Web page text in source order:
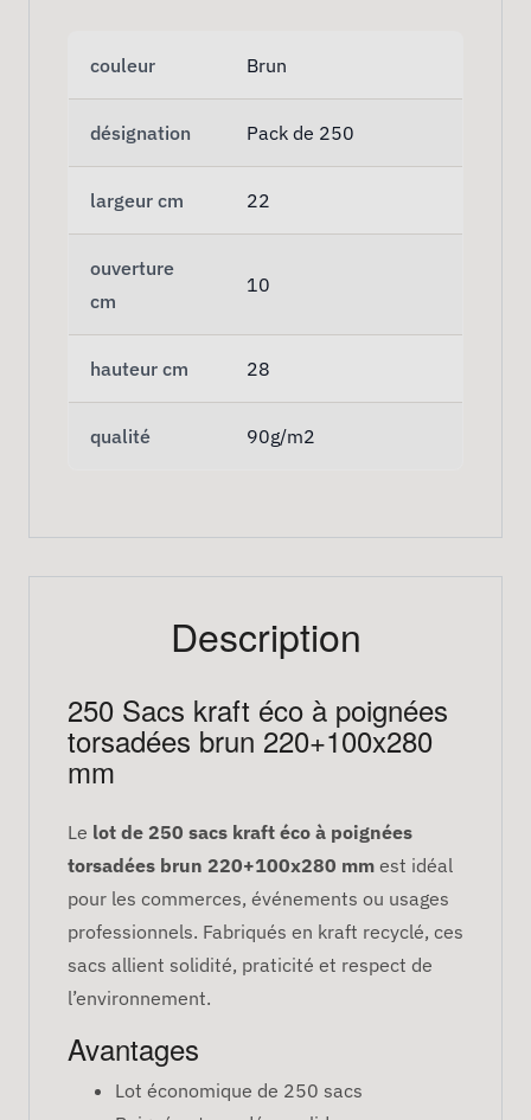
couleur Brun
désignation Pack de 250
largeur cm 22
ouverture
cm
10
hauteur cm 28
qualité 90g/m2
Description
250 Sacs kraft éco à poignées
torsadées brun 220+100x280
mm
Le lot de 250 sacs kraft éco à poignées
torsadées brun 220+100x280 mm est idéal
pour les commerces, événements ou usages
professionnels. Fabriqués en kraft recyclé, ces
sacs allient solidité, praticité et respect de
l’environnement.
Avantages
Lot économique de 250 sacs